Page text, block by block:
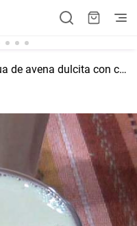
VIDEORECETA Agua de avena dulcita con canela